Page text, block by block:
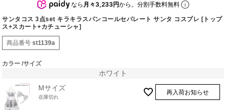
なら 月々3,233円から。分割手数料無料
サンタコス 3点set キラキラスパンコールセパレート サンタ コスプレ [トップ
ス+スカート+カチューシャ]
商品番号 st1139a
カラー サイズ
ホワイト
Mサイズ
在庫切れ
再入荷お知らせ